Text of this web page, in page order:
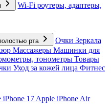
Wi-Fi роутеры, адаптеры,
рта Очки Зеркала
Массажеры Машинки для
тонометры Товары
Уход за кожей лица Фитнес
iPhone 17 Apple iPhone Air